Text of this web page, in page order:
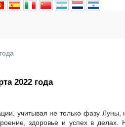
2022 года
учитывая не только фазу Луны,
здоровье и успех в делах.